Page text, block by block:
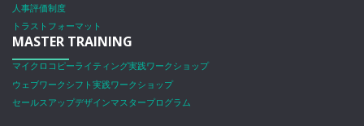
人事評価制度
トラストフォーマット
MASTER TRAINING
マイクロコピーライティング実践ワークショップ
ウェブワークシフト実践ワークショップ
セールスアップデザインマスタープログラム